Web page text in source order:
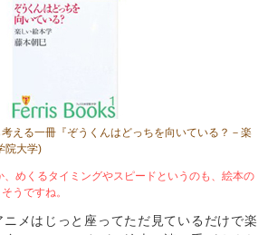
える一冊『ぞうくんはどっちを向いている？－楽
院大学)
めくるタイミングやスピードというのも、絵本の
うですね。
メはじっと座ってただ見ているだけで楽